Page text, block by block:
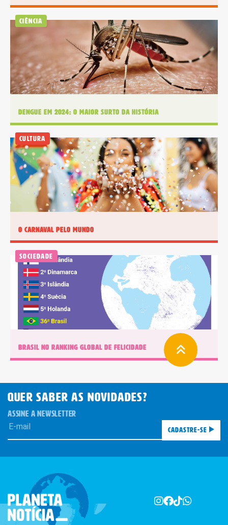
Ciência
Dengue em 2024: O maior surto da história
Cultura
O Carnaval pelo mundo
Sociedade
BRASIL NO RANKING GLOBAL DE FELICIDADE
QUER SABER AS novidades?
ASSINE A NEWSLETTER
Cadastre-se
Assinar Planeta Notícia
Já é assinante?Faça seu login